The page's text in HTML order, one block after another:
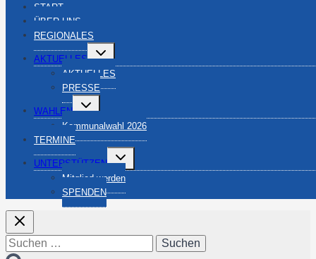
START
ÜBER UNS
REGIONALES
AKTUELLES
Untermenü
umschalten
AKTUELLES
PRESSE
WAHLEN
Untermenü
umschalten
Kommunalwahl 2026
TERMINE
UNTERSTÜTZEN
Untermenü
umschalten
Mitglied werden
SPENDEN
Suchen